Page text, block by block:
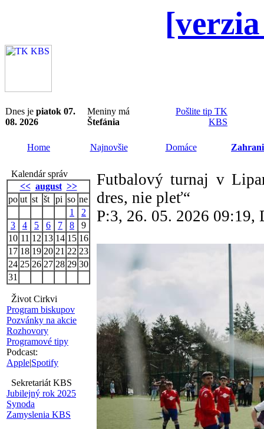
Dnes je piatok 07.
08. 2026
Meniny má
Štefánia
Pošlite tip TK
KBS
Home Najnovšie Domáce
Kalendár správ
<< august >>
po ut st št pi so ne
1
2
3
4 5 6 7 8
9
10 11 12 13 14 15 16
17 18 19 20 21 22 23
24 25 26 27 28 29 30
31
Život Cirkvi
Program biskupov
Pozvánky na akcie
Rozhovory
Programové tipy
Podcast:
Apple|Spotify
Sekretariát KBS
Jubilejný rok 2025
Synoda
Zamyslenia KBS
Futbalový turnaj v
dres, nie pleť“
P:3, 26. 05. 2026 09:19,